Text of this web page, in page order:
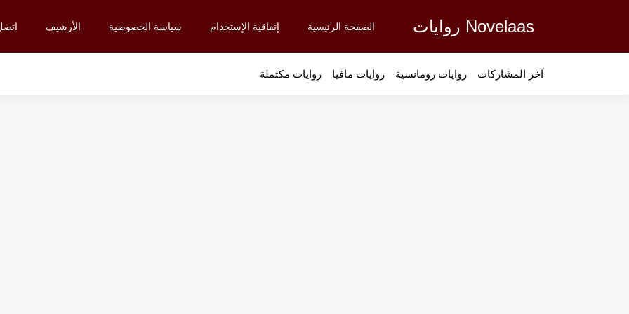
Novelaas روايات الصفحة الرئيسية إتفاقية الإستخدام سياسة الخصوصية الأرشيف
آخر المشاركات روايات رومانسية روايات مافيا روايات مكتملة